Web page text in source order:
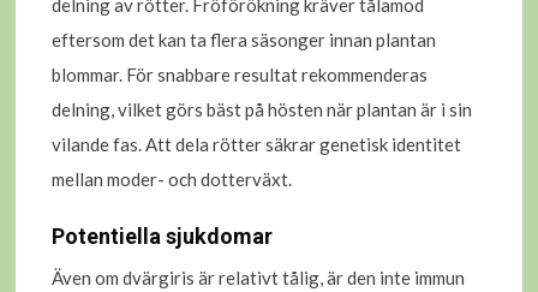
delning av rötter. Fröförökning kräver tålamod
eftersom det kan ta flera säsonger innan plantan
blommar. För snabbare resultat rekommenderas
delning, vilket görs bäst på hösten när plantan är i sin
vilande fas. Att dela rötter säkrar genetisk identitet
mellan moder- och dotterväxt.
Potentiella sjukdomar
Även om dvärgiris är relativt tålig, är den inte immun